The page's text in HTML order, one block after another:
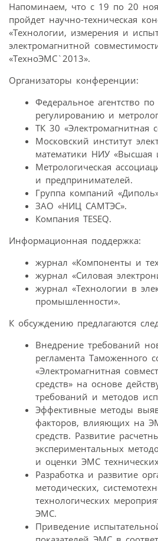
Напоминаем, что с 19 по 20
пройдет научно-техническая
«Технологии, измерения и
электромагнитной
«ТехноЭМС`2013».
Организаторы конференции:
Федеральное агентство по
регулированию и
ТК 30 «Электромагнитная
Московский институт
математики НИУ «Высшая
Метрологическая
и предпринимателей.
Группа компаний
ЗАО «НИЦ САМТЭС».
Компания TESEQ.
Информационная поддержка:
журнал «Компоненты и
журнал «Силовая
журнал «Технологии в
промышленности».
К обсуждению предлагаются
Внедрение требований
регламента Таможенного
«Электромагнитная
средств» на основе
требований и методов
Эффективные методы
факторов, влияющих на
средств. Развитие
экспериментальных
и оценки ЭМС
Разработка и развитие
методических,
технологических
ЭМС.
Приведение